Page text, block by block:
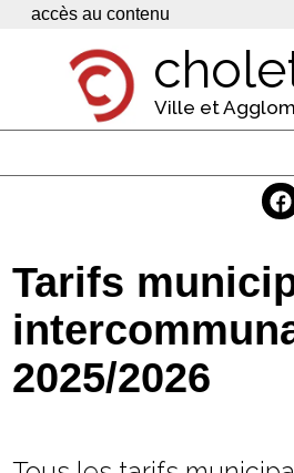
Panneau de gestion des cookies
accès au contenu
Ville et
Economie
Services
Contacts
Tarifs
2025/2026